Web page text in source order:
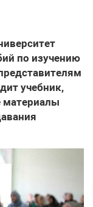
по изучению
учебник,
материалы